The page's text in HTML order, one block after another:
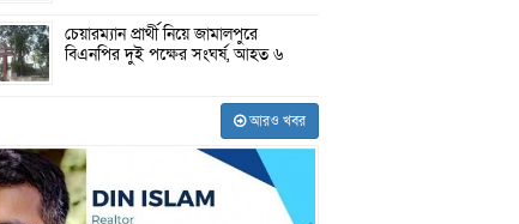
চেয়ারম্যান প্রার্থী নিয়ে জামালপুরে
বিএনপির দুই পক্ষের সংঘর্ষ, আহত ৬
আরও খবর